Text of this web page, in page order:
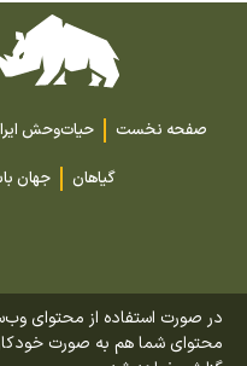
صفحه نخست حیات‌وحش
گیاهان
جهان
در صورت استفاده از محتوای